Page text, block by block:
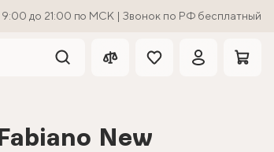
9:00 до 21:00 по МСК | Звонок по РФ бесплатный
New